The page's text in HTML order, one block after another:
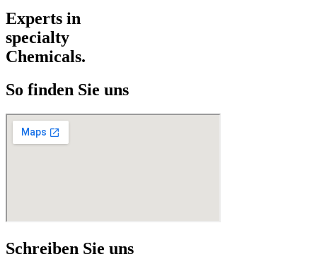
Experts in
specialty
Chemicals.
So finden Sie uns
Schreiben Sie uns